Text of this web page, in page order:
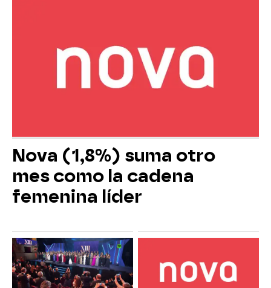
Nova (1,8%) suma otro
mes como la cadena
femenina líder